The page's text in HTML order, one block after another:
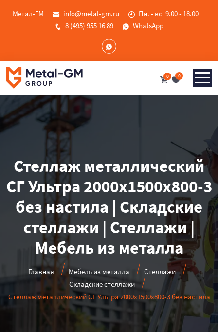
Метал-ГМ info@metal-gm.ru
Пн. - вс: 9.00 - 18.00
8 (495) 955 16 89
WhatsApp
0 0
Стеллаж металлический
СГ Ультра 2000x1500x800-3
без настила | Складские
стеллажи | Стеллажи |
Мебель из металла
Главная Мебель из металла
Стеллажи
Складские стеллажи
Стеллаж металлический СГ Ультра 2000x1500x800-3 без настила